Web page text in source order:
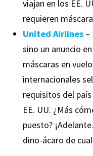
viajan en los EE.
requieren
United Airlines–
sino un anuncio en
máscaras en
internacionales
requisitos del
EE. UU. ¿Más
puesto?
dino-ácaro de